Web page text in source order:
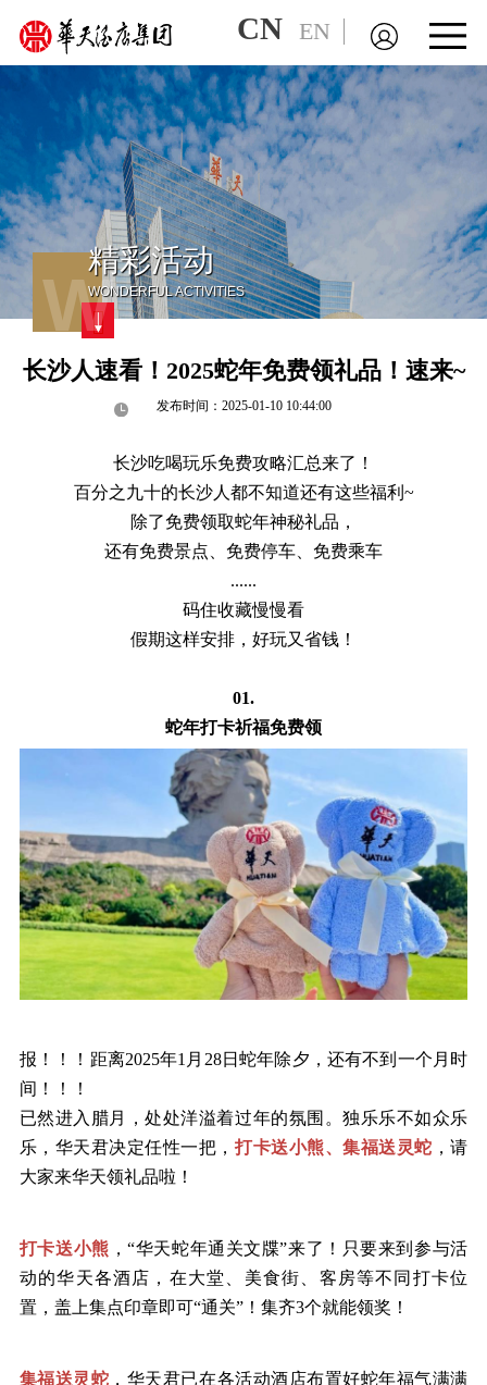
CN EN
W
精彩活动
WONDERFUL ACTIVITIES
长沙人速看！2025蛇年免费领礼品！速来~
发布时间：2025-01-10 10:44:00
长沙吃喝玩乐免费攻略汇总来了！
百分之九十的长沙人都不知道还有这些福利 ~
除了免费领取蛇年神秘礼品，
还有免费景点、免费停车、免费乘车
......
码住收藏慢慢看
假期这样安排，好玩又省钱！
01.
蛇年打卡祈福免费领
报！！！距离2025年1月28日蛇年除夕，还有不到一个月时
间！！！
已然进入腊月，处处洋溢着过年的氛围。独乐乐不如众乐
乐，华天君决定任性一把， 打卡送小熊、集福送灵蛇 ，请
大家来华天领礼品啦！
打卡送小熊 ，“华天蛇年通关文牒”来了！只要来到参与活
动的华天各酒店，在大堂、美食街、客房等不同打卡位
置，盖上集点印章即可“通关”！集齐3个就能领奖！
集福送灵蛇 ，华天君已在各活动酒店布置好蛇年福气满满